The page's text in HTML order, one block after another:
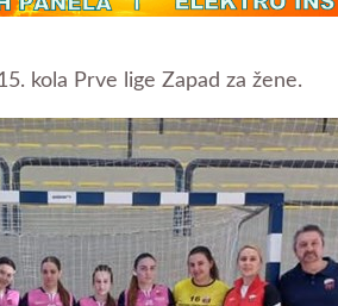
kola Prve lige Zapad za žene.